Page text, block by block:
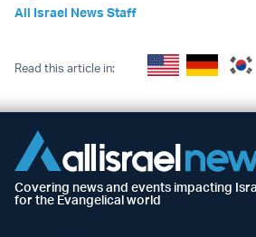
All Israel News Staff
Read this article in:
Covering news and events impacting
for the Evangelical world